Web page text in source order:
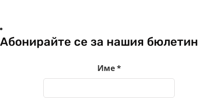
Абонирайте се за нашия бюлетин
Име*